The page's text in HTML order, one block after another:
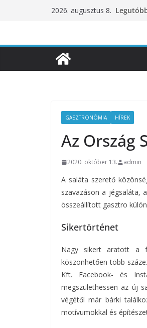
2026. augusztus 8.
GASZTRONÓMIA HÍREK
Az Ország
2020. október 13. admin
A saláta szerető
szavazáson a jégsaláta,
összeállított gasztro
Sikertörténet
Nagy sikert aratott a
köszönhetően több
Kft. Facebook- és
megszülethessen az új
végétől már bárki
motívumokkal és